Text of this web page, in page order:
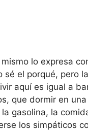
lo expresa
sé el porqué, pero
aquí es igual a
que dormir en
gasolina, la
los simpáticos